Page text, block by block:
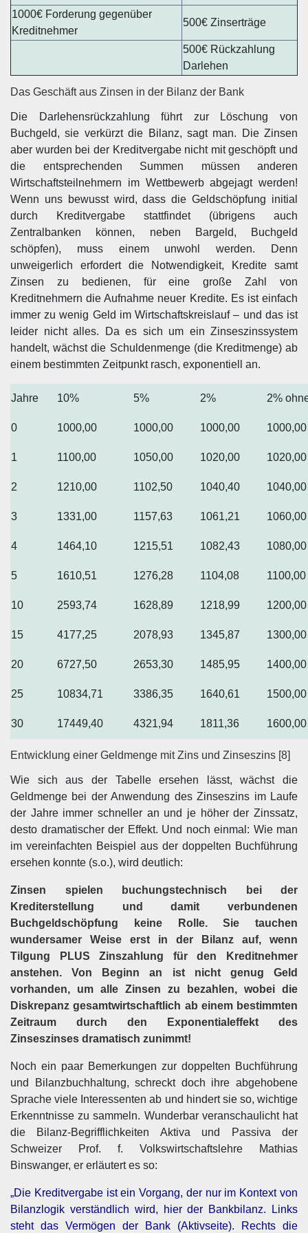
Das Geschäft aus Zinsen in der Bilanz der Bank
1000€ Forderung gegenüber
Kreditnehmer
500€ Zinserträge
500€ Rückzahlung
Darlehen
Die Darlehensrückzahlung führt zur Löschung von
Buchgeld, sie verkürzt die Bilanz, sagt man. Die Zinsen
aber wurden bei der Kreditvergabe nicht mit geschöpft und
die entsprechenden Summen müssen anderen
Wirtschaftsteilnehmern im Wettbewerb abgejagt werden!
Wenn uns bewusst wird, dass die Geldschöpfung initial
durch Kreditvergabe stattfindet (übrigens auch
Zentralbanken können, neben Bargeld, Buchgeld
schöpfen), muss einem unwohl werden. Denn
unweigerlich erfordert die Notwendigkeit, Kredite samt
Zinsen zu bedienen, für eine große Zahl von
Kreditnehmern die Aufnahme neuer Kredite. Es ist einfach
immer zu wenig Geld im Wirtschaftskreislauf – und das ist
leider nicht alles. Da es sich um ein Zinseszinssystem
handelt, wächst die Schuldenmenge (die Kreditmenge) ab
einem bestimmten Zeitpunkt rasch, exponentiell an.
Entwicklung einer Geldmenge mit Zins und Zinseszins [8]
Jahre 10% 5% 2% 2%
0 1000,00 1000,00 1000,00 1000,00
1 1100,00 1050,00 1020,00 1020,00
2 1210,00 1102,50 1040,40 1040,00
3 1331,00 1157,63 1061,21 1060,00
4 1464,10 1215,51 1082,43 1080,00
5 1610,51 1276,28 1104,08 1100,00
10 2593,74 1628,89 1218,99 1200,00
15 4177,25 2078,93 1345,87 1300,00
20 6727,50 2653,30 1485,95 1400,00
25 10834,71 3386,35 1640,61 1500,00
30 17449,40 4321,94 1811,36 1600,00
Wie sich aus der Tabelle ersehen lässt, wächst die
Geldmenge bei der Anwendung des Zinseszins im Laufe
der Jahre immer schneller an und je höher der Zinssatz,
desto dramatischer der Effekt. Und noch einmal: Wie man
im vereinfachten Beispiel aus der doppelten Buchführung
ersehen konnte (s.o.), wird deutlich:
Zinsen spielen buchungstechnisch bei der
Krediterstellung und damit verbundenen
Buchgeldschöpfung keine Rolle. Sie tauchen
wundersamer Weise erst in der Bilanz auf, wenn
Tilgung PLUS Zinszahlung für den Kreditnehmer
anstehen. Von Beginn an ist nicht genug Geld
vorhanden, um alle Zinsen zu bezahlen, wobei die
Diskrepanz gesamtwirtschaftlich ab einem bestimmten
Zeitraum durch den Exponentialeffekt des
Zinseszinses dramatisch zunimmt!
Noch ein paar Bemerkungen zur doppelten Buchführung
und Bilanzbuchhaltung, schreckt doch ihre abgehobene
Sprache viele Interessenten ab und hindert sie so, wichtige
Erkenntnisse zu sammeln. Wunderbar veranschaulicht hat
die Bilanz-Begrifflichkeiten Aktiva und Passiva der
Schweizer Prof. f. Volkswirtschaftslehre Mathias
Binswanger, er erläutert es so:
„Die Kreditvergabe ist ein Vorgang, der nur im Kontext von
Bilanzlogik verständlich wird, hier der Bankbilanz. Links
steht das Vermögen der Bank (Aktivseite). Rechts die